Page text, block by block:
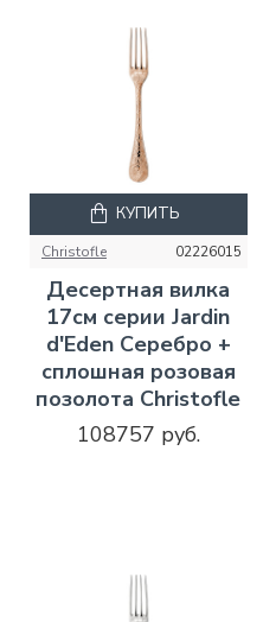
Christofle 02226015
Десертная вилка
17см серии Jardin
d'Eden Серебро +
сплошная розовая
позолота Christofle
108757 руб.
КУПИТЬ